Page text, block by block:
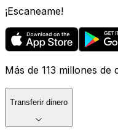
¡Escaneame!
Más de 113 millones
Transferir dinero